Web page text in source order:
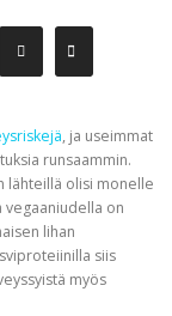
, ja useimmat
runsaammin.
lähteillä olisi monelle
vegaaniudella on
lihan
siis
myös